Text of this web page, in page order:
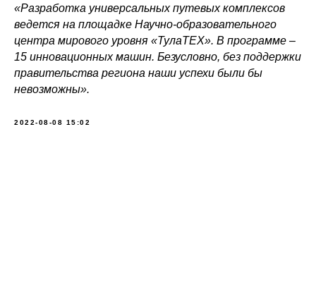
«Разработка универсальных путевых комплексов
ведется на площадке Научно-образовательного
центра мирового уровня «ТулаТЕХ». В программе –
15 инновационных машин. Безусловно, без поддержки
правительства региона наши успехи были бы
невозможны».
2022-08-08 15:02